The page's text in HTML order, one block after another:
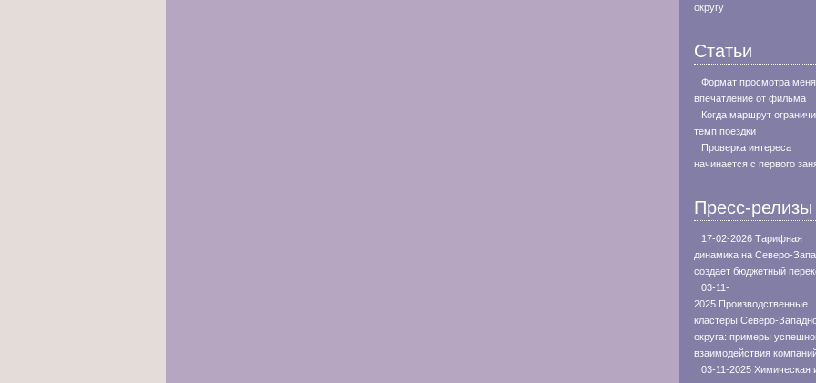
округу
Статьи
Формат просмотра
впечатление от фильма
Когда маршрут
темп поездки
Проверка интереса
начинается с первого
Пресс-релизы
17-02-2026 Тарифная
динамика на Северо-
создает бюджетный
03-11-
2025 Производственные
кластеры Северо-
округа: примеры
взаимодействия
03-11-2025 Химическая